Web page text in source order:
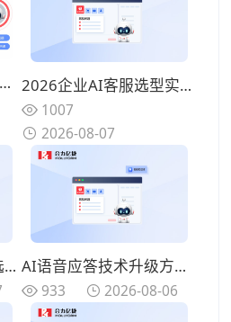
大模型时代，企业如何打造“懂业务、能闭环”的智能语音客服？ 2026企业AI客服选型实战：四大核心能力派系与产品深度评测
1007
2026-08-07
2026企业AI客服实战选型指南：四款主流产品技术路线与场景适配详解 AI语音应答技术升级方向，2026智能语音应答机器人语义识别新能力
933 2026-08-06